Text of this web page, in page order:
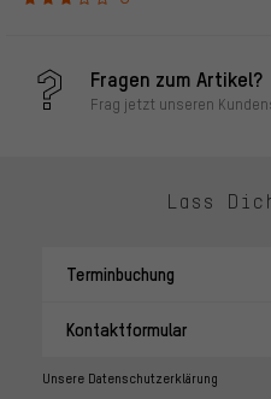
Fragen zum Artikel?
Frag jetzt unseren
Lass
Terminbuchung
Kontaktformular
Unsere Datenschutzerklärung